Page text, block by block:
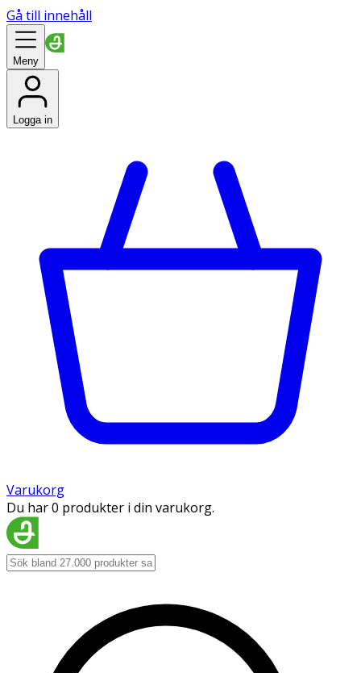
Gå till innehåll
Meny
Logga in
Varukorg
Du har 0 produkter i din varukorg.